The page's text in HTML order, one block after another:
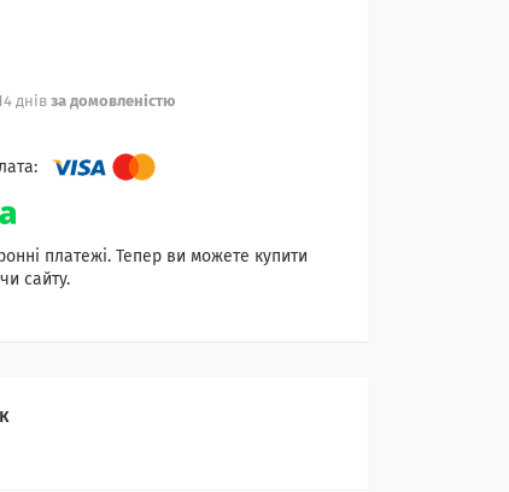
днів за домовленістю
платежі. Тепер ви можете купити
сайту.